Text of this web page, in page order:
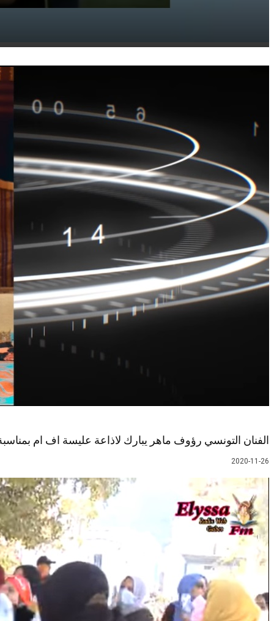
الفنان التونسي رؤوف ماهر يبارك لاذاعة عليسة اف ام بمناسبة
2020-11-26